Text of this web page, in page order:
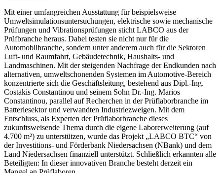
Mit einer umfangreichen Ausstattung für beispielsweise
Umweltsimulationsuntersuchungen, elektrische sowie mechanische
Prüfungen und Vibrationsprüfungen sticht LABCO aus der
Prüfbranche heraus. Dabei testen sie nicht nur für die
Automobilbranche, sondern unter anderem auch für die Sektoren
Luft- und Raumfahrt, Gebäudetechnik, Haushalts- und
Landmaschinen. Mit der steigenden Nachfrage der Endkunden nach
alternativen, umweltschonenden Systemen im Automotive-Bereich
konzentrierte sich die Geschäftsleitung, bestehend aus Dipl.-Ing.
Costakis Constantinou und seinem Sohn Dr.-Ing. Marios
Constantinou, parallel auf Recherchen in der Prüflaborbranche im
Batteriesektor und verwandten Industriezweigen. Mit dem
Entschluss, als Experten der Prüflaborbranche dieses
zukunftsweisende Thema durch die eigene Laborerweiterung (auf
4.700 m²) zu unterstützen, wurde das Projekt „LABCO BTC“ von
der Investitions- und Förderbank Niedersachsen (NBank) und dem
Land Niedersachsen finanziell unterstützt. Schließlich erkannten alle
Beteiligten: In dieser innovativen Branche besteht derzeit ein